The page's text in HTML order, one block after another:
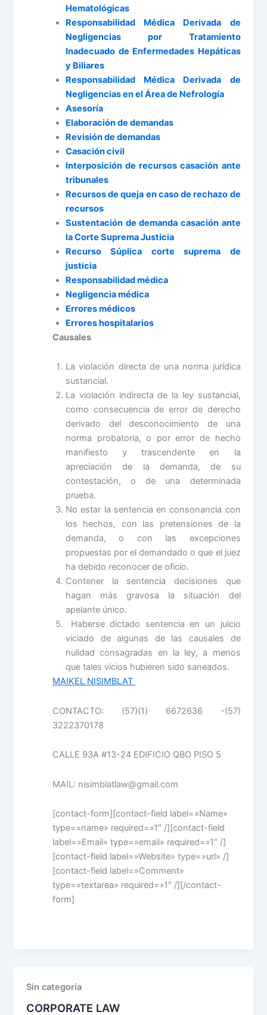
Hematológicas
Responsabilidad Médica Derivada de
Negligencias por Tratamiento
Inadecuado de Enfermedades Hepáticas
y Biliares
Responsabilidad Médica Derivada de
Negligencias en el Área de Nefrología
Asesoría
Elaboración de demandas
Revisión de demandas
Casación civil
Interposición de recursos casación ante
tribunales
Recursos de queja en caso de rechazo de
recursos
Sustentación de demanda casación ante
la Corte Suprema Justicia
Recurso Súplica corte suprema de
justicia
Responsabilidad médica
Negligencia médica
Errores médicos
Errores hospitalarios
Causales
La violación directa de una norma jurídica
sustancial.
La violación indirecta de la ley sustancial,
como consecuencia de error de derecho
derivado del desconocimiento de una
norma probatoria, o por error de hecho
manifiesto y trascendente en la
apreciación de la demanda, de su
contestación, o de una determinada
prueba.
No estar la sentencia en consonancia con
los hechos, con las pretensiones de la
demanda, o con las excepciones
propuestas por el demandado o que el juez
ha debido reconocer de oficio.
Contener la sentencia decisiones que
hagan más gravosa la situación del
apelante único.
Haberse dictado sentencia en un juicio
viciado de algunas de las causales de
nulidad consagradas en la ley, a menos
que tales vicios hubieren sido saneados.
MAIKEL NISIMBLAT
CONTACTO: (57)(1) 6672636 -(57)
3222370178
CALLE 93A #13-24 EDIFICIO QBO PISO 5
MAIL: nisimblatlaw@gmail.com
[contact-form][contact-field label=»Name»
type=»name» required=»1″ /][contact-field
label=»Email» type=»email» required=»1″ /]
[contact-field label=»Website» type=»url» /]
[contact-field label=»Comment»
type=»textarea» required=»1″ /][/contact-
form]
Sin categoría
CORPORATE LAW